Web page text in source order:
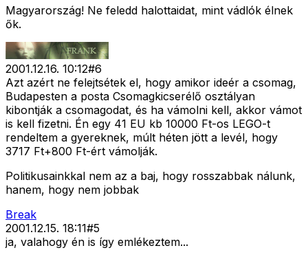
Magyarország! Ne feledd halottaidat, mint vádlók élnek
ők.
2001.12.16. 10:12#6
Azt azért ne felejtsétek el, hogy amikor ideér a csomag,
Budapesten a posta Csomagkicserélő osztályan
kibontják a csomagodat, és ha vámolni kell, akkor vámot
is kell fizetni. Én egy 41 EU kb 10000 Ft-os LEGO-t
rendeltem a gyereknek, múlt héten jött a levél, hogy
3717 Ft+800 Ft-ért vámolják.
Politikusainkkal nem az a baj, hogy rosszabbak nálunk,
hanem, hogy nem jobbak
Break
2001.12.15. 18:11#5
ja, valahogy én is így emlékeztem...